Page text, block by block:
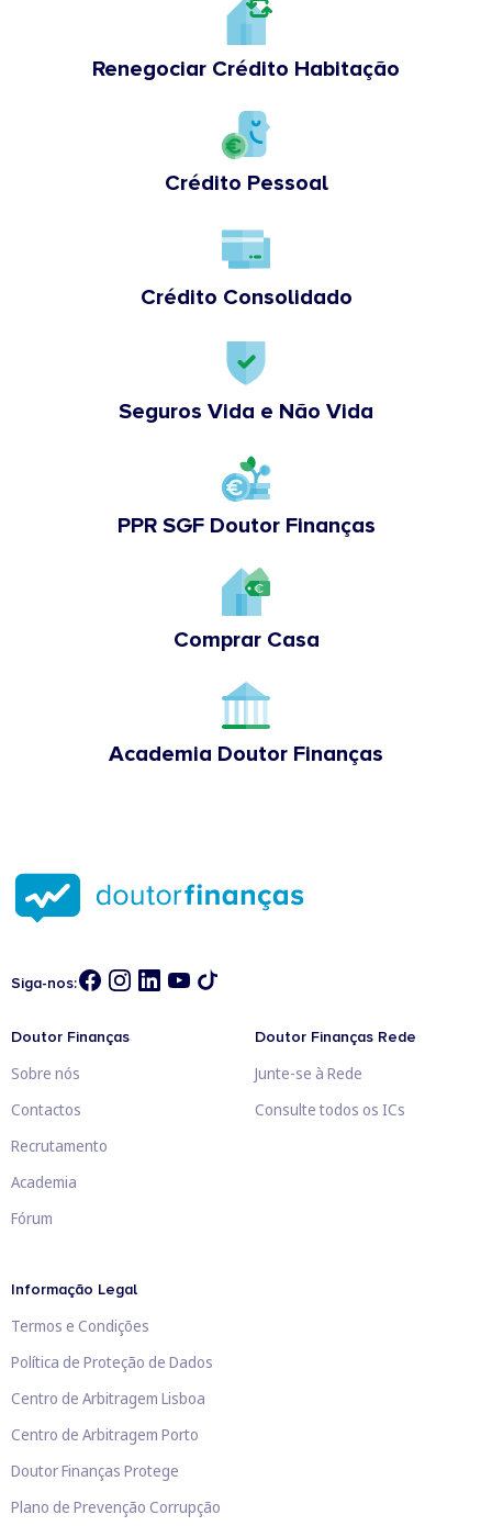
Renegociar Crédito Habitação
Crédito Pessoal
Crédito Consolidado
Seguros Vida e Não Vida
PPR SGF Doutor Finanças
Comprar Casa
Academia Doutor Finanças
Siga-nos:
Doutor Finanças
Sobre nós
Contactos
Recrutamento
Academia
Fórum
Doutor Finanças Rede
Junte-se à Rede
Consulte todos os ICs
Informação Legal
Termos e Condições
Política de Proteção de Dados
Centro de Arbitragem Lisboa
Centro de Arbitragem Porto
Doutor Finanças Protege
Plano de Prevenção Corrupção